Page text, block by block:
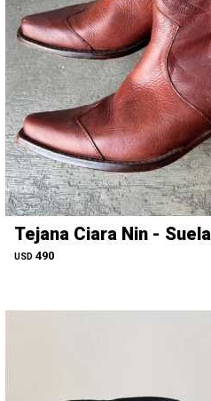
Tejana Ciara Nin - Suela
USD 490